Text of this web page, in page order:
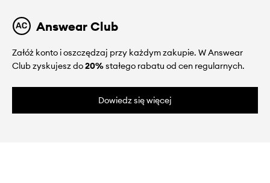
Answear Club
Załóż konto i oszczędzaj przy każdym zakupie. W Answear
Club zyskujesz do20%stałego rabatu od cen regularnych.
Dowiedz się więcej